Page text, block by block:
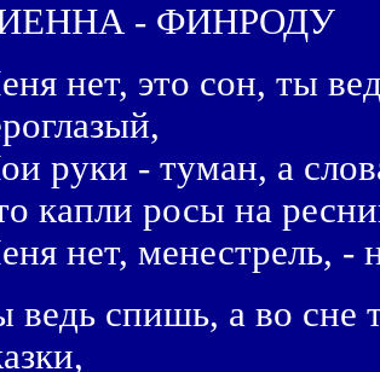
- ФИНРОДУ
нет, это сон, ты
руки - туман, а
капли росы на
нет, менестрель, -
ведь спишь, а во сне